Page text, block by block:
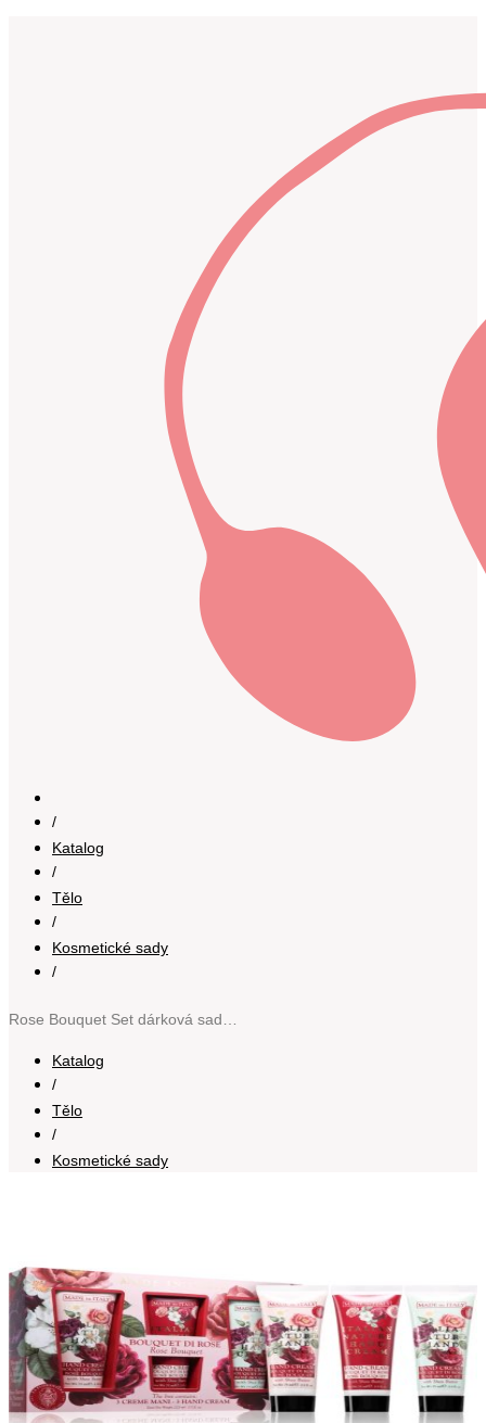
/
Katalog
/
Tělo
/
Kosmetické sady
/
Katalog
/
Tělo
/
Kosmetické sady